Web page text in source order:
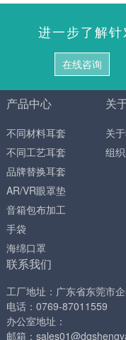
进一步了解
在线咨询
产品中心
不同材料耳套
不同工艺耳套
品牌替换耳套
AR/VR眼罩垫
音箱包布加工
手袋
海绵口罩
关
关
组
联系我们
工厂地址：广东省东莞市
电话：0769-87011559
办公室地址：
邮箱：